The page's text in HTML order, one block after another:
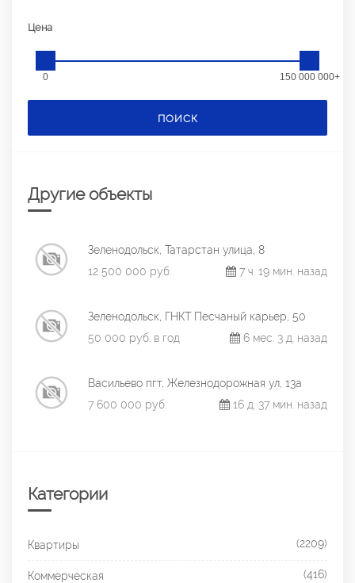
Цена
0 150 000 000+
ПОИСК
Другие объекты
Зеленодольск, Татарстан улица, 8
12 500 000 руб.
7 ч. 19 мин. назад
Зеленодольск, ГНКТ Песчаный карьер, 50
50 000 руб. в год
6 мес. 3 д. назад
Васильево пгт, Железнодорожная ул, 13а
7 600 000 руб.
16 д. 37 мин. назад
Категории
Квартиры (2209)
Коммерческая (416)